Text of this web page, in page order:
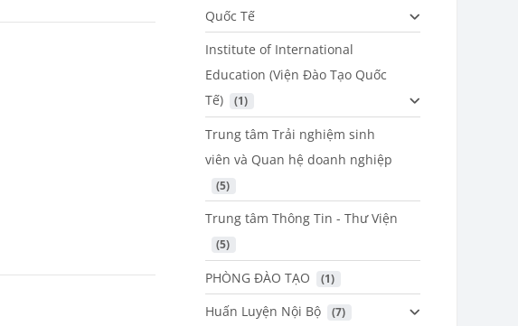
Quốc Tế
Institute of International
Education (Viện Đào Tạo Quốc
Tế)
(1)
Trung tâm Trải nghiệm sinh
viên và Quan hệ doanh nghiệp
(5)
Trung tâm Thông Tin - Thư Viện
(5)
PHÒNG ĐÀO TẠO (1)
Huấn Luyện Nội Bộ (7)